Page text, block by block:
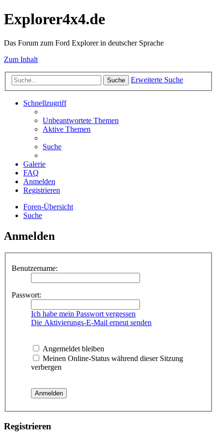
Explorer4x4.de
Das Forum zum Ford Explorer in deutscher Sprache
Zum Inhalt
Suche Erweiterte Suche
Schnellzugriff
Unbeantwortete Themen
Aktive Themen
Suche
Galerie
FAQ
Anmelden
Registrieren
Foren-Übersicht
Suche
Anmelden
Benutzername:
Passwort:
Ich habe mein Passwort vergessen
Die Aktivierungs-E-Mail erneut senden
Angemeldet bleiben
Meinen Online-Status während dieser Sitzung
verbergen
Registrieren